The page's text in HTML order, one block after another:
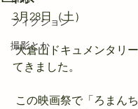
フィクション
撮影とか
3月28日（土）
大倉山ドキュメンタリー映画祭に行っ
てきました。